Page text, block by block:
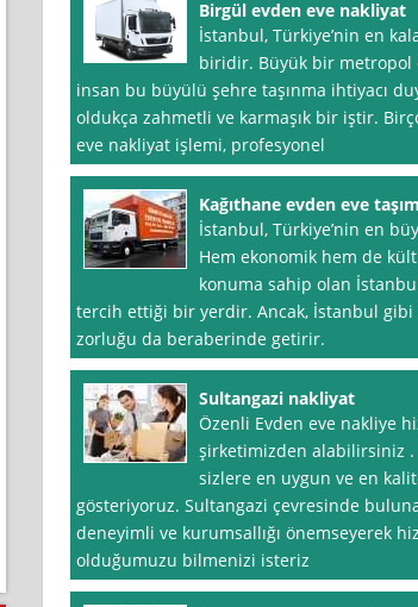
Birgül evden eve nakliyat
İstanbul, Türkiye’nin en
biridir. Büyük bir metropol
insan bu büyülü şehre taşınma ihtiyacı
oldukça zahmetli ve karmaşık bir iştir.
eve nakliyat işlemi, profesyonel
Kağıthane evden eve
İstanbul, Türkiye’nin en
Hem ekonomik hem de
konuma sahip olan
tercih ettiği bir yerdir. Ancak, İstanbul
zorluğu da beraberinde getirir.
Sultangazi nakliyat
Özenli Evden eve nakliye
şirketimizden alabilirsiniz .
sizlere en uygun ve en
gösteriyoruz. Sultangazi çevresinde
deneyimli ve kurumsallığı önemseyerek
olduğumuzu bilmenizi isteriz